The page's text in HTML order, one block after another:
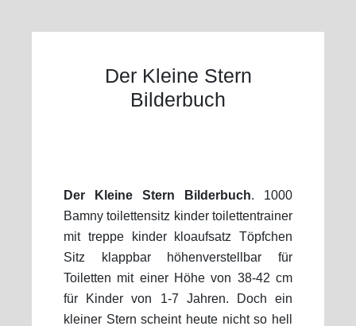
Der Kleine Stern
Bilderbuch
Der Kleine Stern Bilderbuch. 1000
Bamny toilettensitz kinder toilettentrainer
mit treppe kinder kloaufsatz Töpfchen
Sitz klappbar höhenverstellbar für
Toiletten mit einer Höhe von 38-42 cm
für Kinder von 1-7 Jahren. Doch ein
kleiner Stern scheint heute nicht so hell